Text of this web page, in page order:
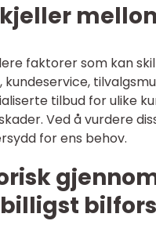
faktorer som kan
kundeservice,
tilbud for ulike
Ved å vurdere
for ens behov.